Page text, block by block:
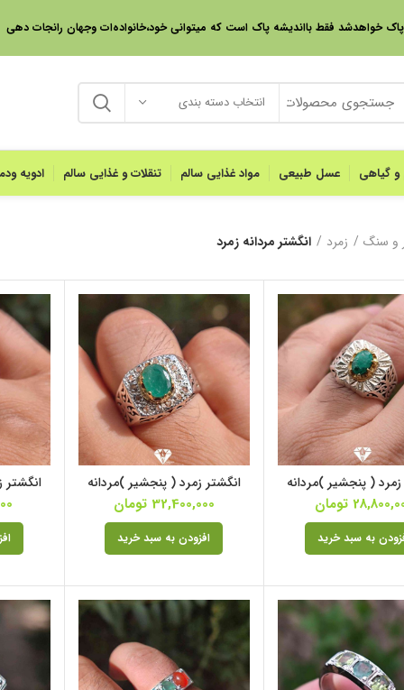
خواهدشد فقط بااندیشه پاک است که میتوانی خود،خانواده‌ات وجهان رانجات دهی
انتخاب دسته بندی
و گیاهی عسل طبیعی مواد غذایی سالم تنقلات و غذایی سالم ادویه
و سنگ زمرد انگشتر مردانه زمرد
( پنجشیر )مردانه
تومان
به سبد خرید
انگشتر زمرد ( پنجشیر )مردانه
32,400,000 تومان
افزودن به سبد خرید
انگشتر